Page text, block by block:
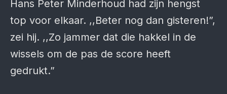
Hans Peter Minderhoud had zijn hengst
top voor elkaar. ,,Beter nog dan gisteren!”,
zei hij. ,,Zo jammer dat die hakkel in de
wissels om de pas de score heeft
gedrukt.”